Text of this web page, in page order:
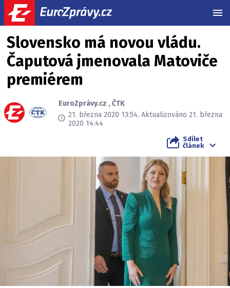
Slovensko má novou vládu.
Čaputová jmenovala Matoviče
premiérem
EuroZprávy.cz ,ČTK
21. března 2020 13:54, Aktualizováno 21. března
2020 14:44
Sdílet
článek